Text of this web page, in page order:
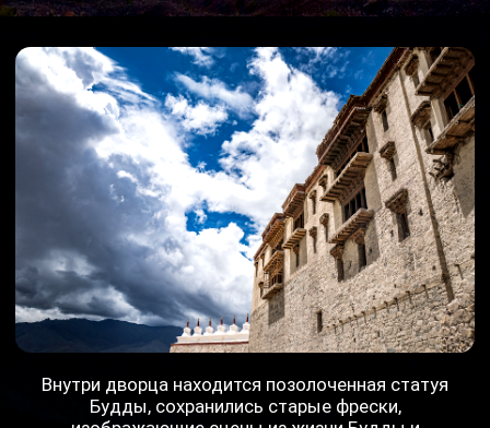
озеро на границе Индии и Тибета, протянувшееся
божественной области", что подчеркивает его
значимость и красоту. Озеро окружено горами,
которые меняют свой цвет в зависимости от
освещения.